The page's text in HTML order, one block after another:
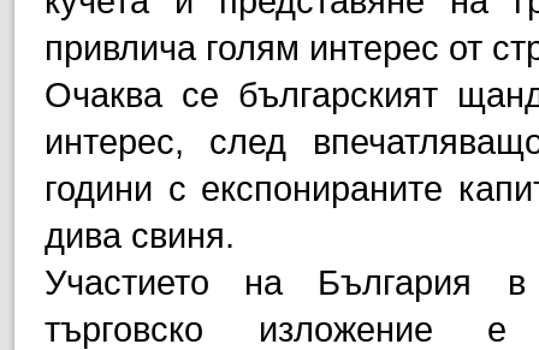
привлича голям интерес от
Очаква се българският
интерес, след
години с експонираните
дива свиня.
Участието на България в
търговско изложение